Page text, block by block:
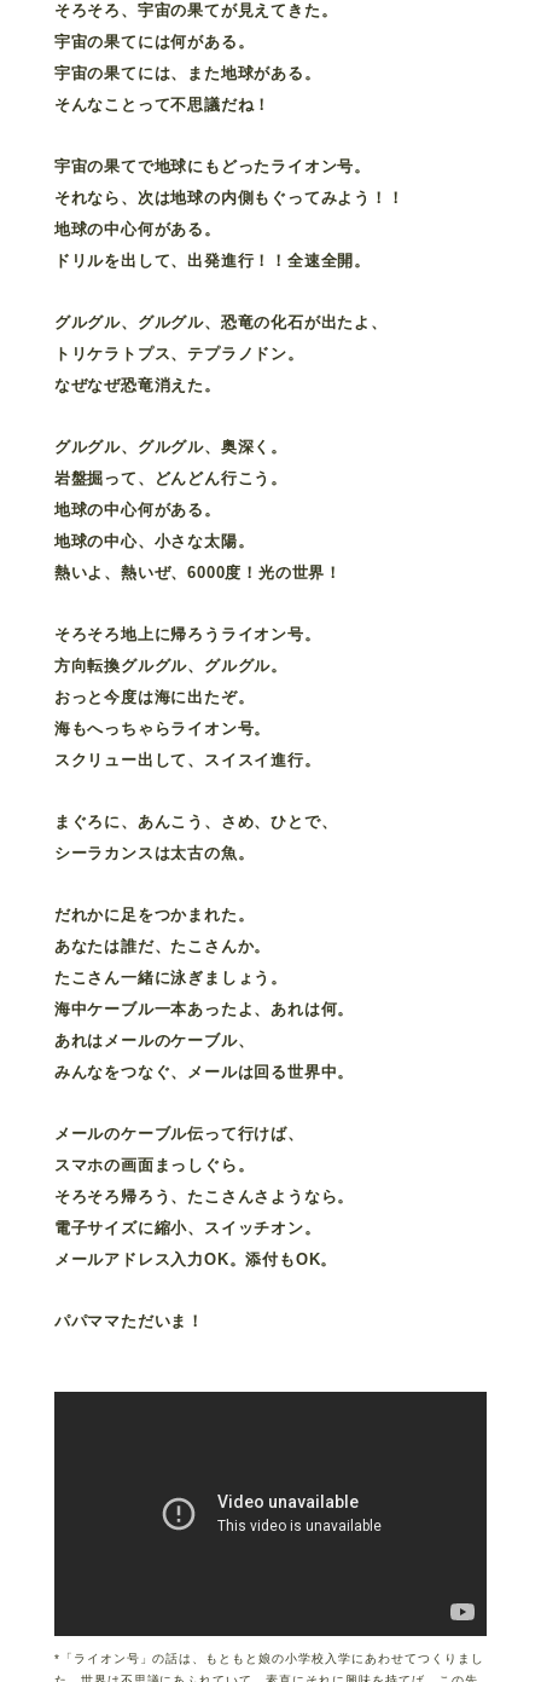
そろそろ、宇宙の果てが見えてきた。
宇宙の果てには何がある。
宇宙の果てには、また地球がある。
そんなことって不思議だね！
宇宙の果てで地球にもどったライオン号。
それなら、次は地球の内側もぐってみよう！！
地球の中心何がある。
ドリルを出して、出発進行！！全速全開。
グルグル、グルグル、恐竜の化石が出たよ、
トリケラトプス、テプラノドン。
なぜなぜ恐竜消えた。
グルグル、グルグル、奥深く。
岩盤掘って、どんどん行こう。
地球の中心何がある。
地球の中心、小さな太陽。
熱いよ、熱いぜ、6000度！光の世界！
そろそろ地上に帰ろうライオン号。
方向転換グルグル、グルグル。
おっと今度は海に出たぞ。
海もへっちゃらライオン号。
スクリュー出して、スイスイ進行。
まぐろに、あんこう、さめ、ひとで、
シーラカンスは太古の魚。
だれかに足をつかまれた。
あなたは誰だ、たこさんか。
たこさん一緒に泳ぎましょう。
海中ケーブル一本あったよ、あれは何。
あれはメールのケーブル、
みんなをつなぐ、メールは回る世界中。
メールのケーブル伝って行けば、
スマホの画面まっしぐら。
そろそろ帰ろう、たこさんさようなら。
電子サイズに縮小、スイッチオン。
メールアドレス入力OK。添付もOK。
パパママただいま！
*「ライオン号」の話は、もともと娘の小学校入学にあわせてつくりまし